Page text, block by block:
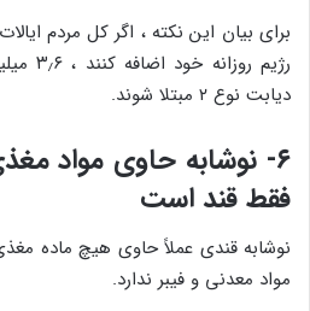
برای بیان این نکته ، اگر کل مردم
رژیم
دیابت نوع ۲ مبتلا شوند.
۶- نوشابه حاوی مواد
فقط قند است
نوشابه قندی عملاً حاوی هیچ ماده
مواد معدنی و فیبر ندارد.